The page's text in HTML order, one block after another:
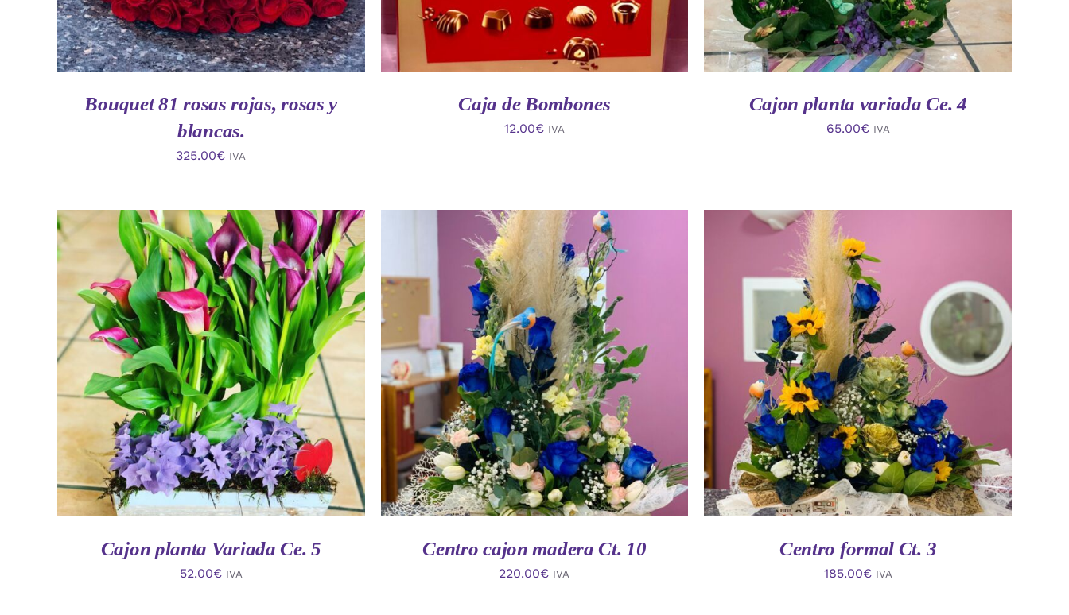
Bouquet 81 rosas rojas, rosas y
blancas.
325.00€ IVA
Caja de Bombones
12.00€ IVA
Cajon planta variada Ce. 4
65.00€ IVA
AÑADIR AL CARRITO / VISTA RAPIDA
Cajon planta Variada Ce. 5
52.00€ IVA
AÑADIR AL CARRITO / VISTA RAPIDA
Centro cajon madera Ct. 10
220.00€ IVA
AÑADIR AL CARRITO / VISTA RAPIDA
Centro formal Ct. 3
185.00€ IVA